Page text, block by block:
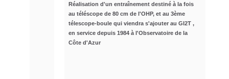
Réalisation d'un entraînement destiné à la fois
au téléscope de 80 cm de l'OHP, et au 3ème
télescope-boule qui viendra s'ajouter au GI2T ,
en service depuis 1984 à l'Observatoire de la
Côte d'Azur